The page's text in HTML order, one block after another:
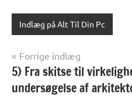
Indlæg på Alt Til Din Pc
Indlægsnavigation
Forrige indlæg
5) Fra skitse til
undersøgelse af